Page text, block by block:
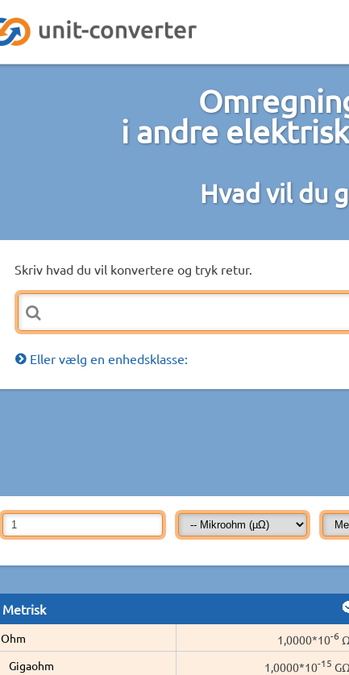
i andre
Hvad vil du
Skriv hvad du vil konvertere og tryk retur.
Eller vælg en enhedsklasse:
Metrisk
Ohm 1,0000*10-6 Ω
Gigaohm
1,0000*10-15 GΩ